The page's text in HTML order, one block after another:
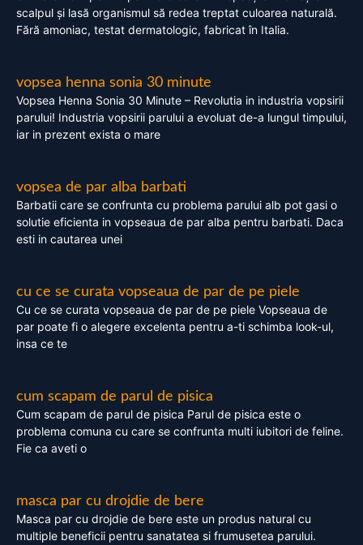
scalpul și lasă organismul să redea treptat culoarea naturală.
Fără amoniac, testat dermatologic, fabricat în Italia.
vopsea henna sonia 30 minute
Vopsea Henna Sonia 30 Minute – Revolutia in industria vopsirii
parului! Industria vopsirii parului a evoluat de-a lungul timpului,
iar in prezent exista o mare
vopsea de par alba barbati
Barbatii care se confrunta cu problema parului alb pot gasi o
solutie eficienta in vopseaua de par alba pentru barbati. Daca
esti in cautarea unei
cu ce se curata vopseaua de par de pe piele
Cu ce se curata vopseaua de par de pe piele Vopseaua de
par poate fi o alegere excelenta pentru a-ti schimba look-ul,
insa ce te
cum scapam de parul de pisica
Cum scapam de parul de pisica Parul de pisica este o
problema comuna cu care se confrunta multi iubitori de feline.
Fie ca aveti o
masca par cu drojdie de bere
Masca par cu drojdie de bere este un produs natural cu
multiple beneficii pentru sanatatea si frumusetea parului.